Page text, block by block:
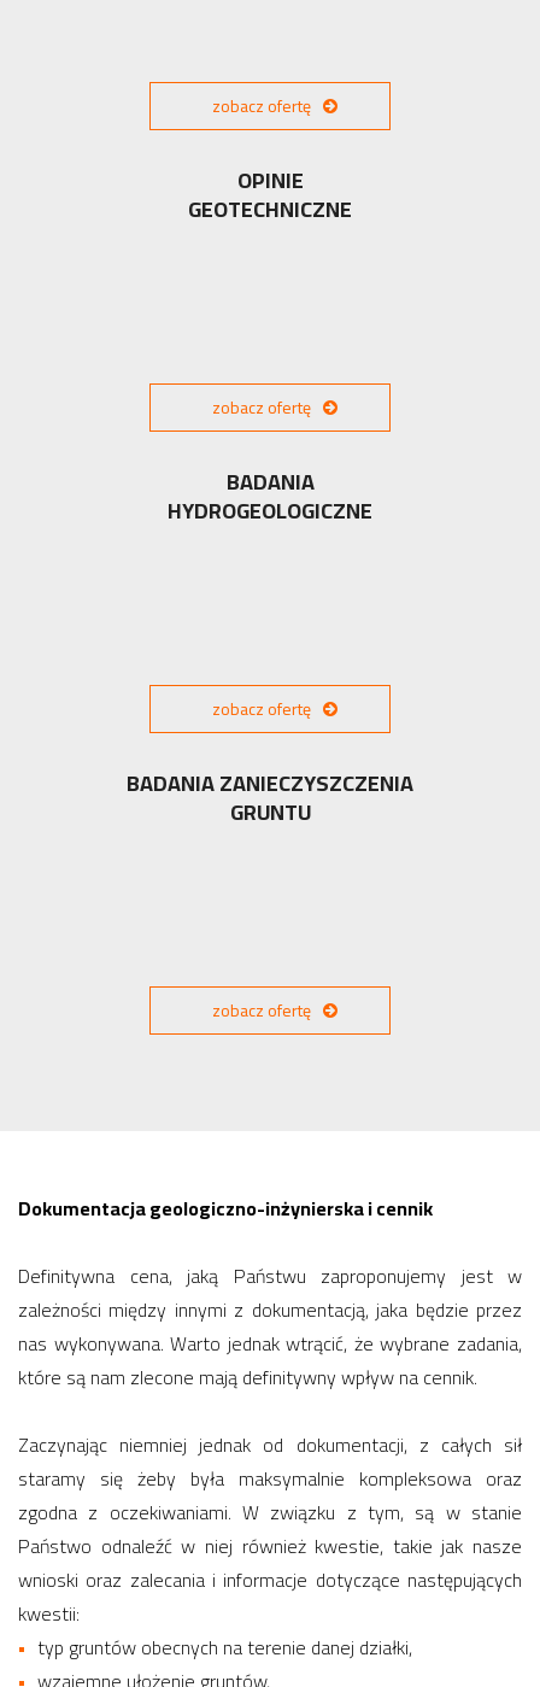
zobacz ofertę
OPINIE
GEOTECHNICZNE
zobacz ofertę
BADANIA
HYDROGEOLOGICZNE
zobacz ofertę
BADANIA ZANIECZYSZCZENIA
GRUNTU
zobacz ofertę
Dokumentacja geologiczno-inżynierska i cennik
Definitywna cena, jaką Państwu zaproponujemy jest w
zależności między innymi z dokumentacją, jaka będzie przez
nas wykonywana. Warto jednak wtrącić, że wybrane zadania,
które są nam zlecone mają definitywny wpływ na cennik.
Zaczynając niemniej jednak od dokumentacji, z całych sił
staramy się żeby była maksymalnie kompleksowa oraz
zgodna z oczekiwaniami. W związku z tym, są w stanie
Państwo odnaleźć w niej również kwestie, takie jak nasze
wnioski oraz zalecania i informacje dotyczące następujących
kwestii:
typ gruntów obecnych na terenie danej działki,